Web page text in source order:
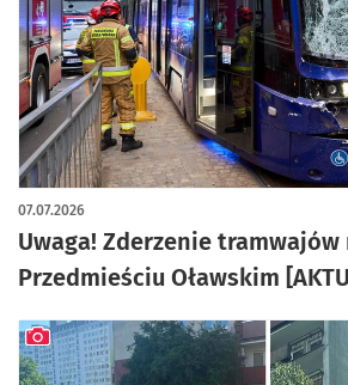
Uwaga! Zderzenie tramwajów
Przedmieściu Oławskim
07.07.2026
artykuł z galerią zdjęć